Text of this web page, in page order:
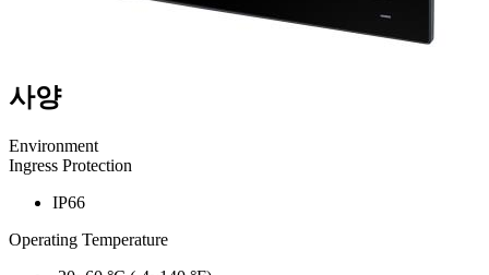
사양
Environment
Ingress Protection
IP66
Operating Temperature